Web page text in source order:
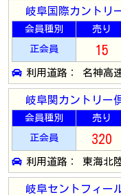
岐阜国際カントリ
会員種別 売り
正会員 15
利用道路： 名神高
岐阜関カントリー
会員種別 売り
正会員 320
利用道路： 東海北
岐阜セントフィー